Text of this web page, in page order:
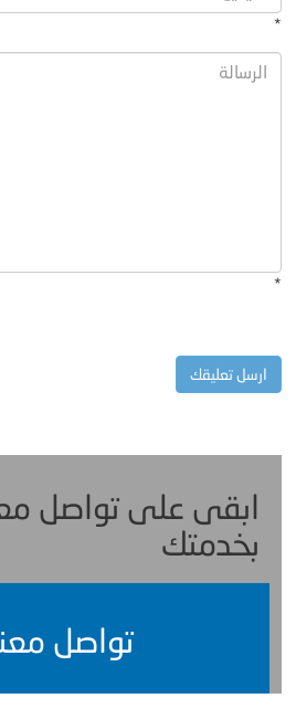
*
*
ابقى على تواصل
بخدمتك
تواصل